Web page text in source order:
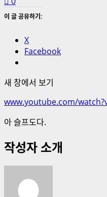
이 글 공유하기:
X
Facebook
새 창에서 보기
www.youtube.com/
아 슬프도다.
작성자 소개